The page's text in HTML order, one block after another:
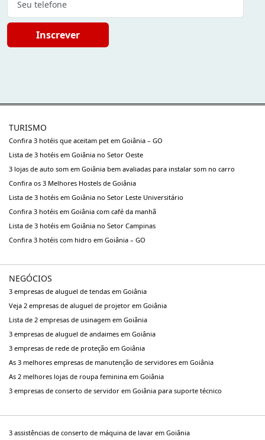
Inscrever
TURISMO
Confira 3 hotéis que aceitam pet em Goiânia – GO
Lista de 3 hotéis em Goiânia no Setor Oeste
3 lojas de auto som em Goiânia bem avaliadas para instalar som no carro
Confira os 3 Melhores Hostels de Goiânia
Lista de 3 hotéis em Goiânia no Setor Leste Universitário
Confira 3 hotéis em Goiânia com café da manhã
Lista de 3 hotéis em Goiânia no Setor Campinas
Confira 3 hotéis com hidro em Goiânia – GO
NEGÓCIOS
3 empresas de aluguel de tendas em Goiânia
Veja 2 empresas de aluguel de projetor em Goiânia
Lista de 2 empresas de usinagem em Goiânia
3 empresas de aluguel de andaimes em Goiânia
3 empresas de rede de proteção em Goiânia
As 3 melhores empresas de manutenção de servidores em Goiânia
As 2 melhores lojas de roupa feminina em Goiânia
3 empresas de conserto de servidor em Goiânia para suporte técnico
3 assistências de conserto de máquina de lavar em Goiânia